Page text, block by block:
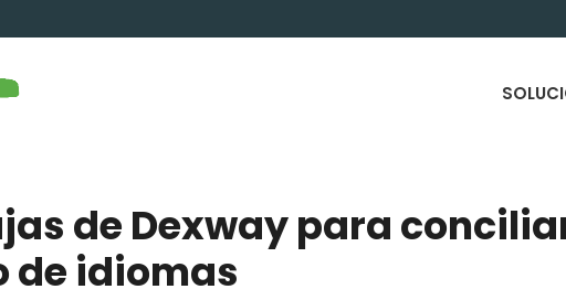
de Dexway para
de idiomas